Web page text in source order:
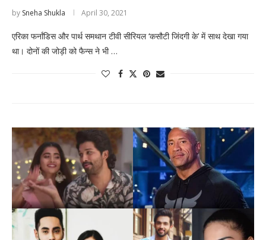
by Sneha Shukla April 30, 2021
एरिका फर्नांडिस और पार्थ समथान टीवी सीरियल ‘कसौटी जिंदगी के’ में साथ देखा गया
था। दोनों की जोड़ी को फैन्स ने भी …